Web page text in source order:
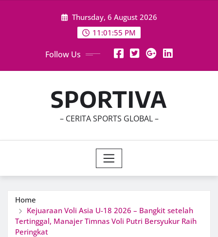
Thursday, 6 August 2026
11:01:58 PM
Follow Us
SPORTIVA
– CERITA SPORTS GLOBAL –
Home
Kejuaraan Voli Asia U-18 2026 – Bangkit setelah
Tertinggal, Manajer Timnas Voli Putri Bersyukur Raih
Peringkat